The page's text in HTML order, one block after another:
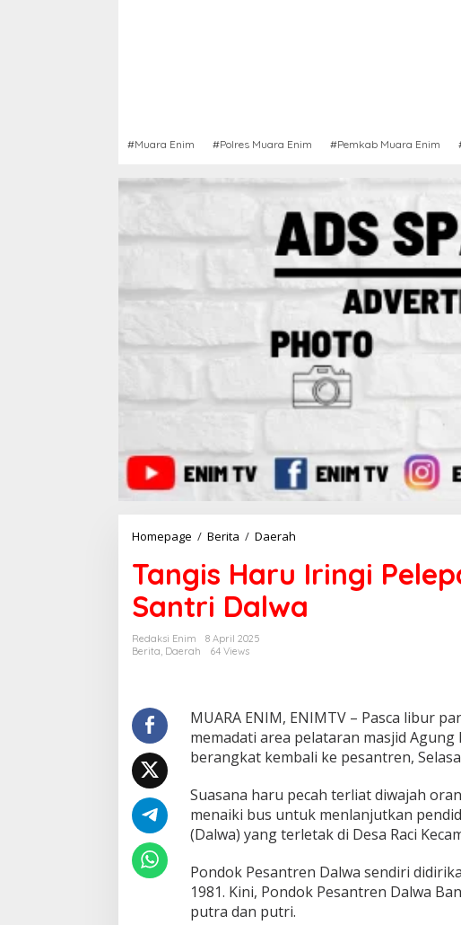
#Muara Enim #Polres Muara Enim #Pemkab Muara Enim
Homepage / Berita / Daerah
i
s
r
n
g
P
e
e
a
s
Tangis Haru Iringi
Santri Dalwa
Redaksi Enim
8 April 2025
Berita Daerah 64 Views
MUARA ENIM, ENIMTV – Pasca libur
memadati area pelataran masjid
berangkat kembali ke pesantren,
Suasana haru pecah terliat diwajah
menaiki bus untuk menlanjutkan
(Dalwa) yang terletak di Desa Raci
Pondok Pesantren Dalwa sendiri
1981. Kini, Pondok Pesantren Dalwa
putra dan putri.